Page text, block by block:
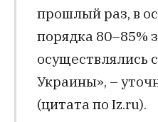
прошлый раз, в
порядка 80–85%
осуществлялись
Украины», –
(цитата по Iz.ru).